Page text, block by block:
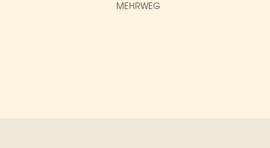
MEHRWEG